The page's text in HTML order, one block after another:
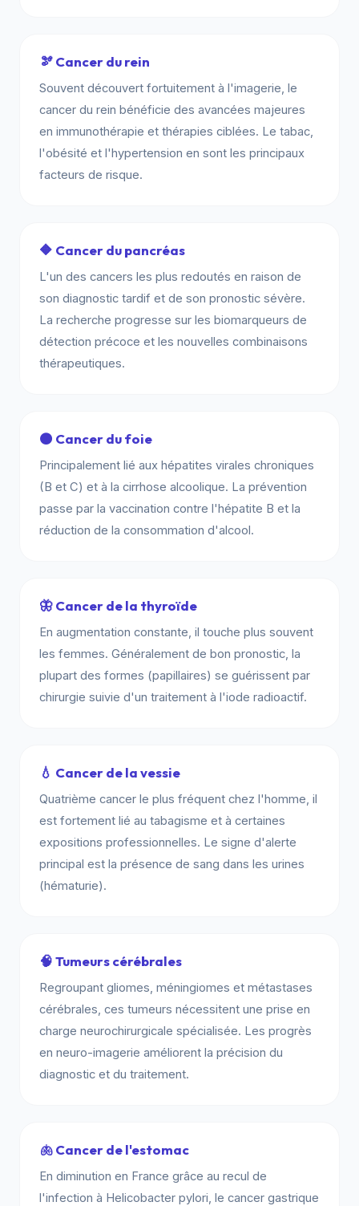
🫘 Cancer du rein
Souvent découvert fortuitement à l'imagerie, le
cancer du rein bénéficie des avancées majeures
en immunothérapie et thérapies ciblées. Le tabac,
l'obésité et l'hypertension en sont les principaux
facteurs de risque.
🔶 Cancer du pancréas
L'un des cancers les plus redoutés en raison de
son diagnostic tardif et de son pronostic sévère.
La recherche progresse sur les biomarqueurs de
détection précoce et les nouvelles combinaisons
thérapeutiques.
🟤 Cancer du foie
Principalement lié aux hépatites virales chroniques
(B et C) et à la cirrhose alcoolique. La prévention
passe par la vaccination contre l'hépatite B et la
réduction de la consommation d'alcool.
🦋 Cancer de la thyroïde
En augmentation constante, il touche plus souvent
les femmes. Généralement de bon pronostic, la
plupart des formes (papillaires) se guérissent par
chirurgie suivie d'un traitement à l'iode radioactif.
💧 Cancer de la vessie
Quatrième cancer le plus fréquent chez l'homme, il
est fortement lié au tabagisme et à certaines
expositions professionnelles. Le signe d'alerte
principal est la présence de sang dans les urines
(hématurie).
🧠 Tumeurs cérébrales
Regroupant gliomes, méningiomes et métastases
cérébrales, ces tumeurs nécessitent une prise en
charge neurochirurgicale spécialisée. Les progrès
en neuro-imagerie améliorent la précision du
diagnostic et du traitement.
🫁 Cancer de l'estomac
En diminution en France grâce au recul de
l'infection à Helicobacter pylori, le cancer gastrique